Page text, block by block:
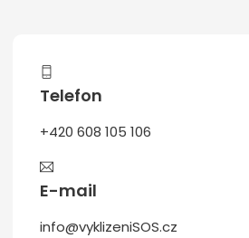
Telefon
+420 608 105 106
E-mail
info@vyklizeniSOS.cz